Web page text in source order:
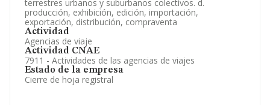
terrestres urbanos y suburbanos colectivos. d.
producción, exhibición, edición, importación,
exportación, distribución, compraventa
Actividad
Agencias de viaje
Actividad CNAE
7911 - Actividades de las agencias de viajes
Estado de la empresa
Cierre de hoja registral